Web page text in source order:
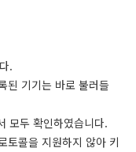
.
된 기기는 바로 불러들
모두 확인하였습니다.
토콜을 지원하지 않아 키